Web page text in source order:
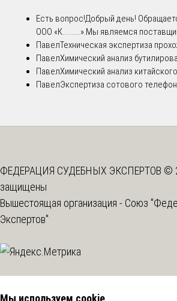
Есть вопрос!Добрый день!
ООО «К..........».Мы являемся
ПавелТехническая экспертиза
ПавелХимический анализ
ПавелХимический анализ
ПавелЭкспертиза сотового
ФЕДЕРАЦИЯ СУДЕБНЫХ ЭКСПЕРТОВ ©
защищены
Вышестоящая организация - Союз
Экспертов"
Мы используем cookie